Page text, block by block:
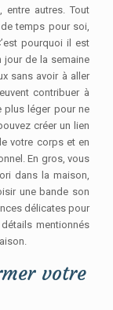
entre autres. Tout
temps pour soi,
pourquoi il est
jour de la semaine
sans avoir à aller
contribuer à
plus léger pour ne
créer un lien
votre corps et en
En gros, vous
dans la maison,
une bande son
délicates pour
mentionnés
votre